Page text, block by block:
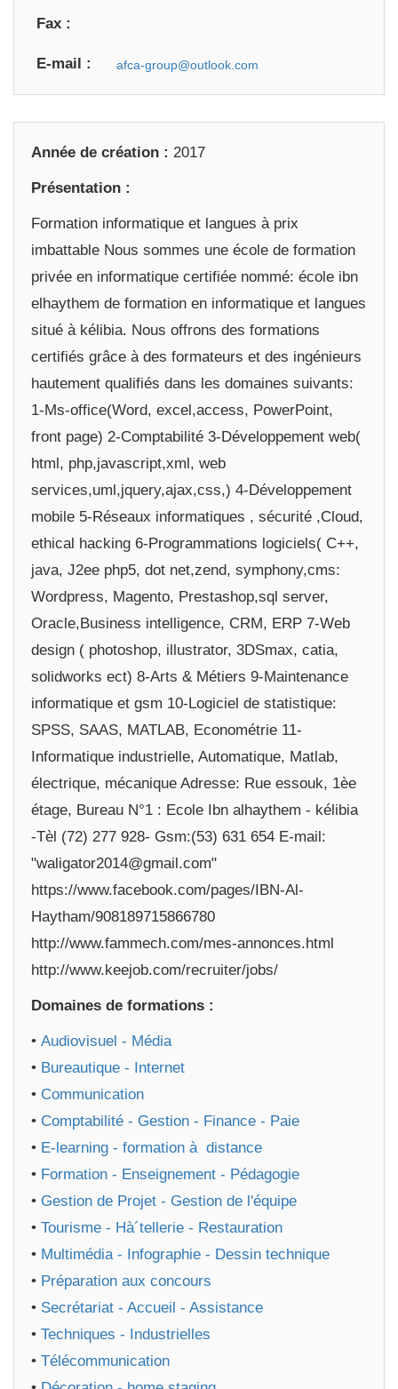
Fax :
E-mail :
Année de création : 2017
Présentation :
Formation informatique et langues à prix
imbattable Nous sommes une école de formation
privée en informatique certifiée nommé: école ibn
elhaythem de formation en informatique et langues
situé à kélibia. Nous offrons des formations
certifiés grâce à des formateurs et des ingénieurs
hautement qualifiés dans les domaines suivants:
1-Ms-office(Word, excel,access, PowerPoint,
front page) 2-Comptabilité 3-Développement web(
html, php,javascript,xml, web
services,uml,jquery,ajax,css,) 4-Développement
mobile 5-Réseaux informatiques , sécurité ,Cloud,
ethical hacking 6-Programmations logiciels( C++,
java, J2ee php5, dot net,zend, symphony,cms:
Wordpress, Magento, Prestashop,sql server,
Oracle,Business intelligence, CRM, ERP 7-Web
design ( photoshop, illustrator, 3DSmax, catia,
solidworks ect) 8-Arts & Métiers 9-Maintenance
informatique et gsm 10-Logiciel de statistique:
SPSS, SAAS, MATLAB, Econométrie 11-
Informatique industrielle, Automatique, Matlab,
électrique, mécanique Adresse: Rue essouk, 1èe
étage, Bureau N°1 : Ecole Ibn alhaythem - kélibia
-Tèl (72) 277 928- Gsm:(53) 631 654 E-mail:
"waligator2014@gmail.com"
https://www.facebook.com/pages/IBN-Al-
Haytham/908189715866780
http://www.fammech.com/mes-annonces.html
http://www.keejob.com/recruiter/jobs/
Domaines de formations :
• Audiovisuel - Média
• Bureautique - Internet
• Communication
• Comptabilité - Gestion - Finance - Paie
• E-learning - formation à distance
• Formation - Enseignement - Pédagogie
• Gestion de Projet - Gestion de l'équipe
• Tourisme - Hà´tellerie - Restauration
• Multimédia - Infographie - Dessin technique
• Préparation aux concours
• Secrétariat - Accueil - Assistance
• Techniques - Industrielles
• Télécommunication